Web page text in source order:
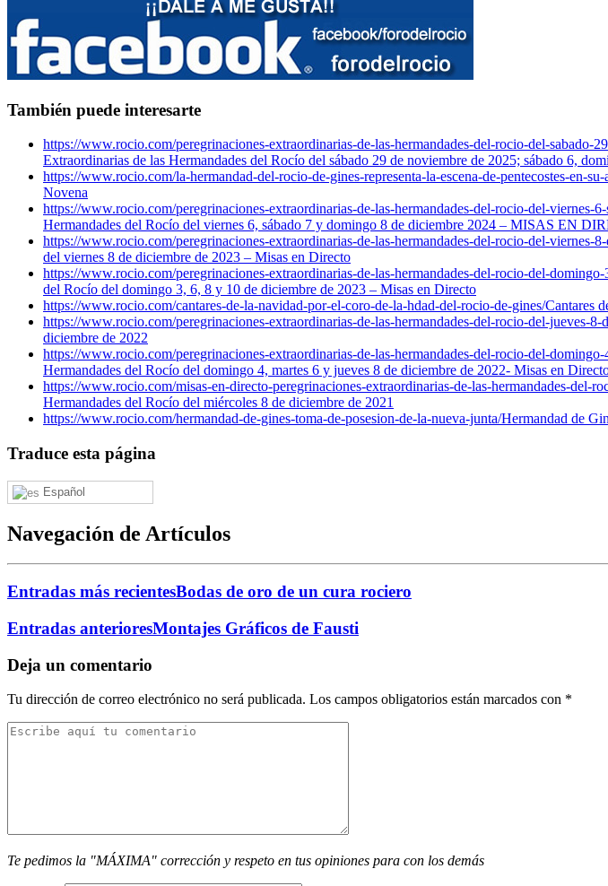
También puede interesarte
https://www.rocio.com/peregrinaciones-extraordinarias-de-las-hermandades-del-rocio-del-
Extraordinarias de las Hermandades del Rocío del sábado 29 de noviembre de 2025; sábado 6,
https://www.rocio.com/la-hermandad-del-rocio-de-gines-representa-la-escena-de-pentecostes-en-
Novena
https://www.rocio.com/peregrinaciones-extraordinarias-de-las-hermandades-del-rocio-del-viernes-
Hermandades del Rocío del viernes 6, sábado 7 y domingo 8 de diciembre 2024 – MISAS EN
https://www.rocio.com/peregrinaciones-extraordinarias-de-las-hermandades-del-rocio-del-viernes-
del viernes 8 de diciembre de 2023 – Misas en Directo
https://www.rocio.com/peregrinaciones-extraordinarias-de-las-hermandades-del-rocio-del-
del Rocío del domingo 3, 6, 8 y 10 de diciembre de 2023 – Misas en Directo
https://www.rocio.com/cantares-de-la-navidad-por-el-coro-de-la-hdad-del-rocio-de-gines/Cantares
https://www.rocio.com/peregrinaciones-extraordinarias-de-las-hermandades-del-rocio-del-jueves-8-
diciembre de 2022
https://www.rocio.com/peregrinaciones-extraordinarias-de-las-hermandades-del-rocio-del-
Hermandades del Rocío del domingo 4, martes 6 y jueves 8 de diciembre de 2022- Misas en
https://www.rocio.com/misas-en-directo-peregrinaciones-extraordinarias-de-las-hermandades-del-
Hermandades del Rocío del miércoles 8 de diciembre de 2021
https://www.rocio.com/hermandad-de-gines-toma-de-posesion-de-la-nueva-junta/Hermandad de
Traduce esta página
Español
Navegación de Artículos
Entradas más recientesBodas de oro de un cura rociero
Entradas anterioresMontajes Gráficos de Fausti
Deja un comentario
Tu dirección de correo electrónico no será publicada. Los campos obligatorios están marcados con *
Te pedimos la "MÁXIMA" corrección y respeto en tus opiniones para con los demás